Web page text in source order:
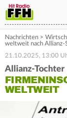
Nachrichten >
weltweit nach Allianz-
21.10.2025, 13:00
Allianz-Tochter
WELTWEIT